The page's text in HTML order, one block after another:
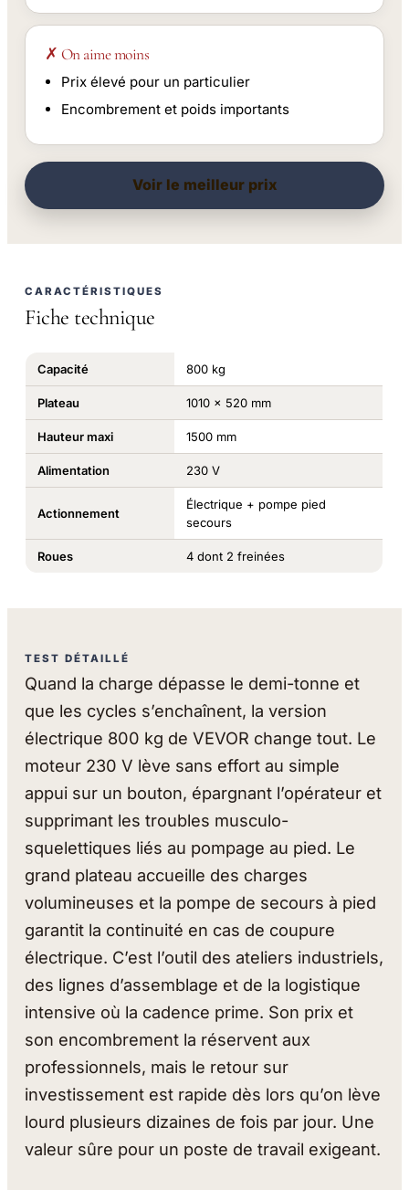
✗ On aime moins
Prix élevé pour un particulier
Encombrement et poids importants
Voir le meilleur prix
CARACTÉRISTIQUES
Fiche technique
Capacité 800 kg
Plateau 1010 x 520 mm
Hauteur maxi 1500 mm
Alimentation 230 V
Actionnement
Électrique + pompe pied
secours
Roues 4 dont 2 freinées
TEST DÉTAILLÉ
Quand la charge dépasse le demi-tonne et
que les cycles s’enchaînent, la version
électrique 800 kg de VEVOR change tout. Le
moteur 230 V lève sans effort au simple
appui sur un bouton, épargnant l’opérateur et
supprimant les troubles musculo-
squelettiques liés au pompage au pied. Le
grand plateau accueille des charges
volumineuses et la pompe de secours à pied
garantit la continuité en cas de coupure
électrique. C’est l’outil des ateliers industriels,
des lignes d’assemblage et de la logistique
intensive où la cadence prime. Son prix et
son encombrement la réservent aux
professionnels, mais le retour sur
investissement est rapide dès lors qu’on lève
lourd plusieurs dizaines de fois par jour. Une
valeur sûre pour un poste de travail exigeant.